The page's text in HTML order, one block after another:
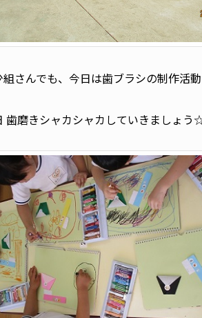
組さんでも、今日は歯ブラシの制作活
歯磨きシャカシャカしていきましょう